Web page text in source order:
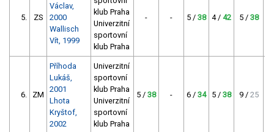
5. ZS
Václav,
2000
Wallisch
Vít, 1999
klub Praha
Univerzitní
sportovní
klub Praha
- - 5 / 38 4 / 42 5 / 38
6. ZM
Příhoda
Lukáš,
2001
Lhota
Kryštof,
2002
Univerzitní
sportovní
klub Praha
Univerzitní
sportovní
klub Praha
5 / 38 - 6 / 34 5 / 38 9 / 25